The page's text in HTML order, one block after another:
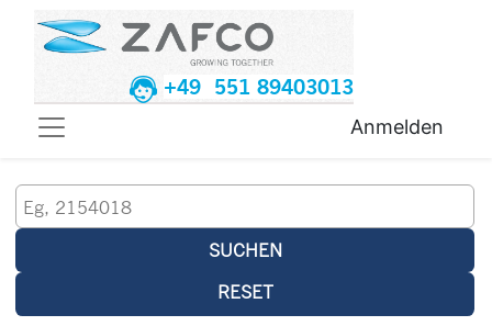
+49 551 89403013
Anmelden
SUCHEN
RESET